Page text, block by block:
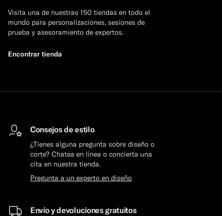
Visita una de nuestras 150 tiendas en todo el
mundo para personalizaciones, sesiones de
prueba y asesoramiento de expertos.
Encontrar tienda
Consejos de estilo
¿Tienes alguna pregunta sobre diseño o
corte? Chatea en línea o concierta una
cita en nuestra tienda.
Pregunta a un experto en diseño
Envío y devoluciones gratuitos